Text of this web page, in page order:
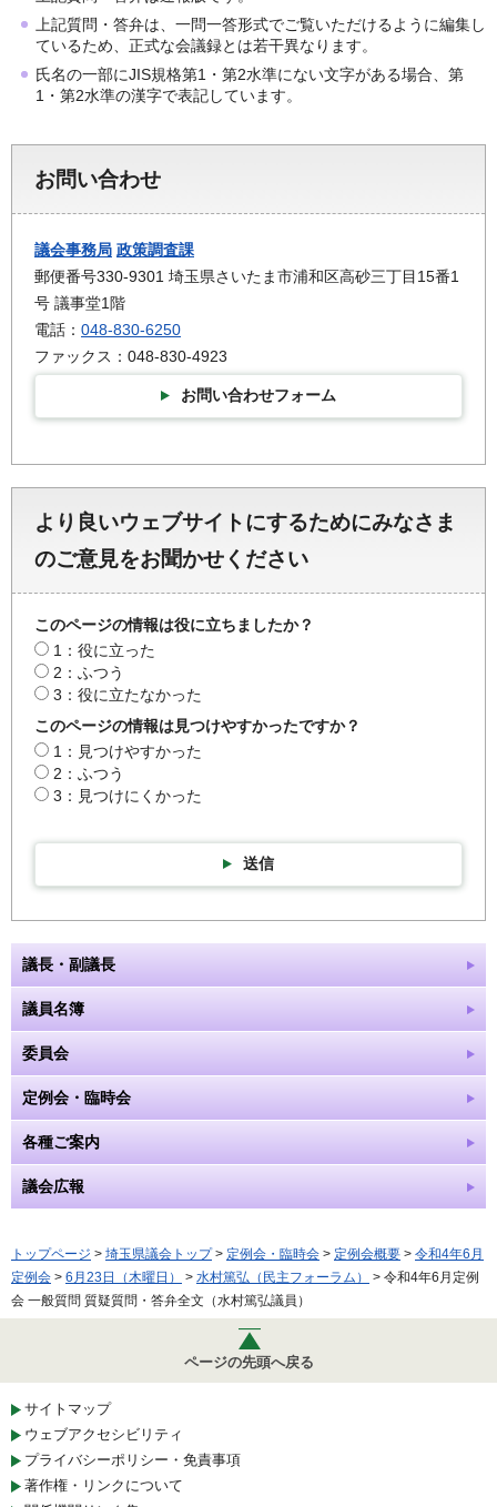
上記質問・答弁は、一問一答形式でご覧いただけるように編集し
ているため、正式な会議録とは若干異なります。
氏名の一部にJIS規格第1・第2水準にない文字がある場合、第
1・第2水準の漢字で表記しています。
お問い合わせ
議会事務局 政策調査課
郵便番号330-9301 埼玉県さいたま市浦和区高砂三丁目15番1
号 議事堂1階
電話： 048-830-6250
ファックス：048-830-4923
お問い合わせフォーム
より良いウェブサイトにするためにみなさま
のご意見をお聞かせください
このページの情報は役に立ちましたか？
1：役に立った
2：ふつう
3：役に立たなかった
このページの情報は見つけやすかったですか？
1：見つけやすかった
2：ふつう
3：見つけにくかった
送信
議長・副議長
議員名簿
委員会
定例会・臨時会
各種ご案内
議会広報
トップページ > 埼玉県議会トップ> 定例会・臨時会 > 定例会概要 > 令和4年6月
定例会 > 6月23日（木曜日） > 水村篤弘（民主フォーラム）
> 令和4年6月定例
会 一般質問 質疑質問・答弁全文（水村篤弘議員）
ページの先頭へ戻る
サイトマップ
ウェブアクセシビリティ
プライバシーポリシー・免責事項
著作権・リンクについて